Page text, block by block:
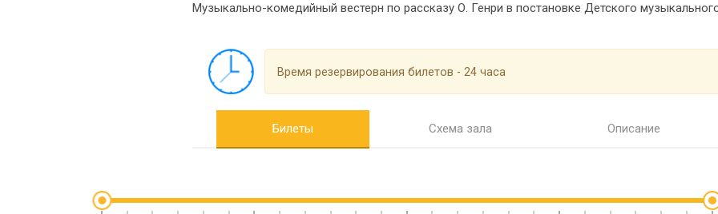
Музыкально-комедийный вестерн по рассказу О. Генри в постановке Детского
Время резервирования билетов - 24 часа
Билеты Схема зала Описание